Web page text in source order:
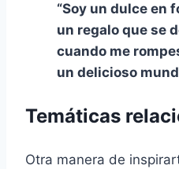
“Soy un dulce en
un regalo que se
cuando me
un delicioso
Temáticas
Otra manera de